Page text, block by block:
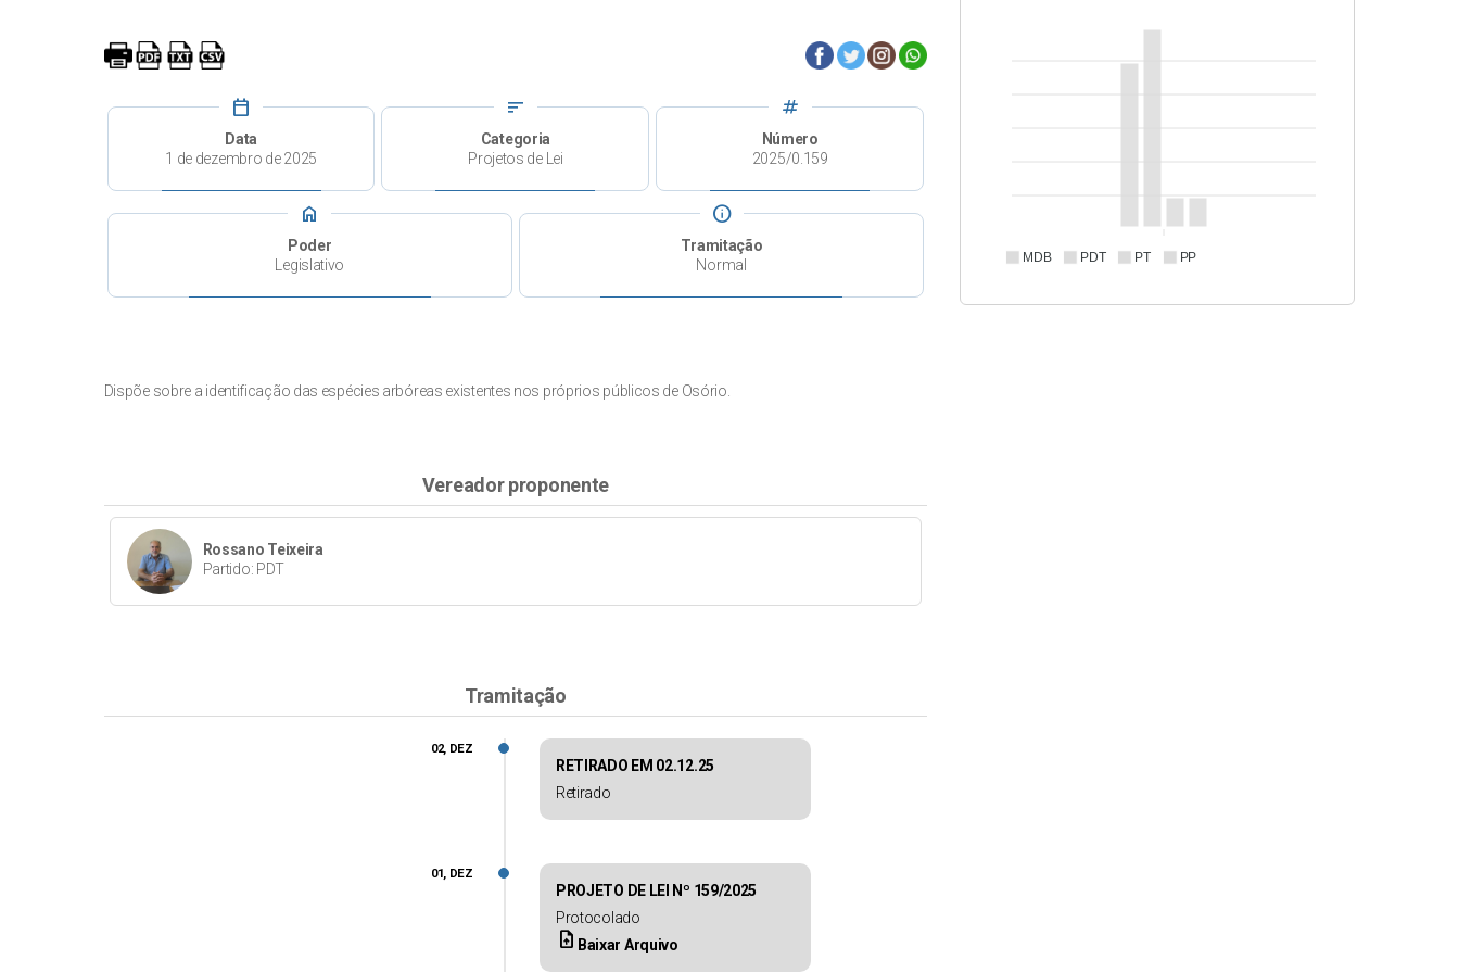
calendar_today
Data
1 de dezembro de 2025
sort
Categoria
Projetos de Lei
tag
Número
2025/0.159
home
Poder
Legislativo
info
Tramitação
Normal
Dispõe sobre a identificação das espécies arbóreas existentes nos próprios públicos de Osório.
Vereador proponente
Rossano Teixeira
Partido: PDT
Tramitação
RETIRADO EM 02.12.25
Retirado
02, DEZ
PROJETO DE LEI Nº 159/2025
Protocolado
upload_file Baixar Arquivo
01, DEZ
MDB PDT PT PP